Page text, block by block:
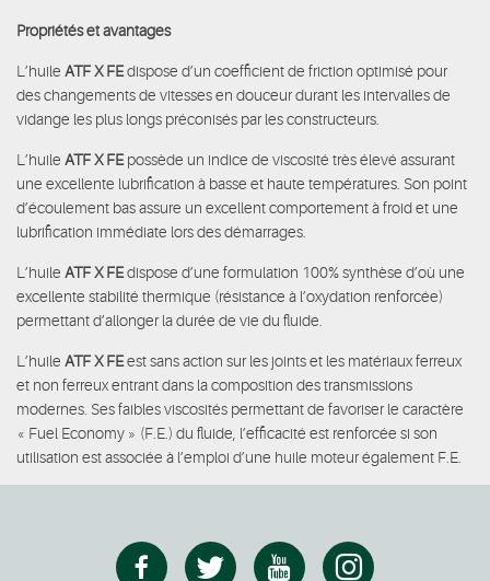
Propriétés et avantages
L’huile ATF X FEdispose d’un coefficient de friction optimisé pour
des changements de vitesses en douceur durant les intervalles de
vidange les plus longs préconisés par les constructeurs.
L’huile ATF X FE possède un indice de viscosité très élevé assurant
une excellente lubrification à basse et haute températures. Son point
d’écoulement bas assure un excellent comportement à froid et une
lubrification immédiate lors des démarrages.
L’huile ATF X FEdispose d’une formulation 100% synthèse d’où une
excellente stabilité thermique (résistance à l’oxydation renforcée)
permettant d’allonger la durée de vie du fluide.
L’huile ATF X FEest sans action sur les joints et les matériaux ferreux
et non ferreux entrant dans la composition des transmissions
modernes. Ses faibles viscosités permettant de favoriser le caractère
« Fuel Economy » (F.E.) du fluide, l’efficacité est renforcée si son
utilisation est associée à l’emploi d’une huile moteur également F.E.